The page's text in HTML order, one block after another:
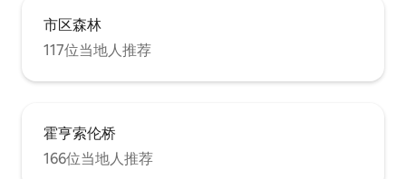
市区森林
117位当地人推荐
霍亨索伦桥
166位当地人推荐